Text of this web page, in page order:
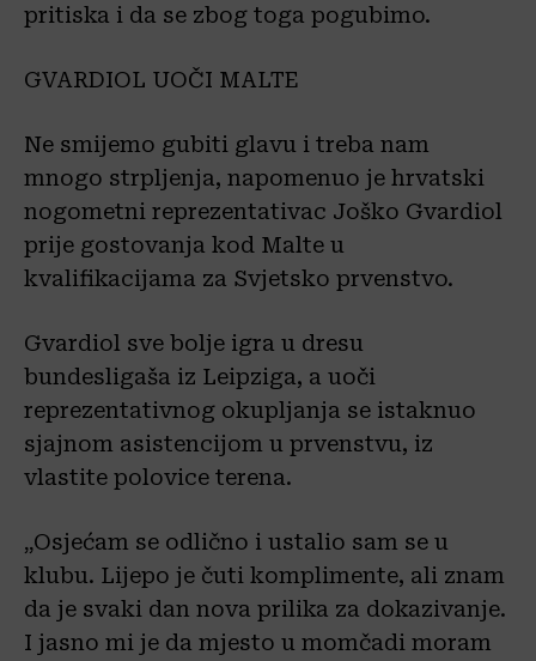
pritiska i da se zbog toga pogubimo.
GVARDIOL UOČI MALTE
Ne smijemo gubiti glavu i treba nam
mnogo strpljenja, napomenuo je hrvatski
nogometni reprezentativac Joško Gvardiol
prije gostovanja kod Malte u
kvalifikacijama za Svjetsko prvenstvo.
Gvardiol sve bolje igra u dresu
bundesligaša iz Leipziga, a uoči
reprezentativnog okupljanja se istaknuo
sjajnom asistencijom u prvenstvu, iz
vlastite polovice terena.
„Osjećam se odlično i ustalio sam se u
klubu. Lijepo je čuti komplimente, ali znam
da je svaki dan nova prilika za dokazivanje.
I jasno mi je da mjesto u momčadi moram